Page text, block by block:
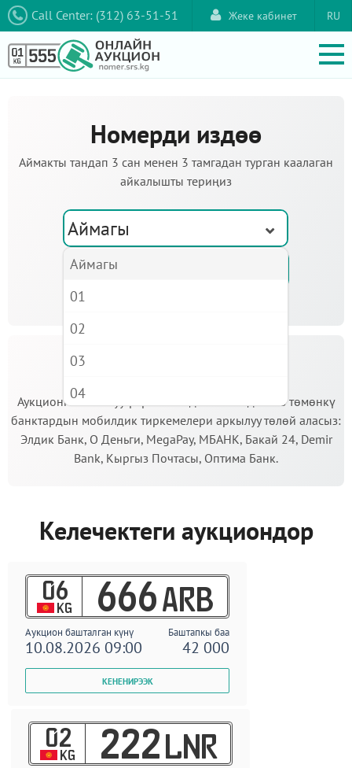
Call Center: (312) 63-51-51 RU
Жеке кабинет
Номерди издөө
Аймакты тандап 3 сан менен 3 тамгадан турган каалаган
айкалышты териңиз
Аймагы
Аукционго катышуу үчүн кепилдик салымды Сиз төмөнкү
банктардын мобилдик тиркемелери аркылуу төлөй аласыз:
Элдик Банк, О Деньги, MegaPay, МБАНК, Бакай 24, Demir
Bank, Кыргыз Почтасы, Оптима Банк.
Келечектеги аукциондор
06
KG 666 ARB
Аукцион башталган күнү Баштапкы баа
10.08.2026 09:00 42 000
02
KG 222 LNR
Аймагы
01
02
03
04
05
06